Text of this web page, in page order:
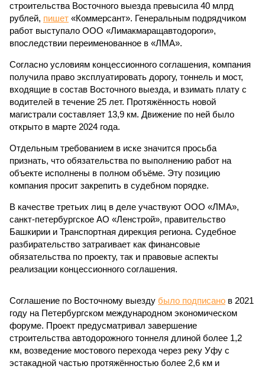
строительства Восточного выезда превысила 40 млрд
рублей, пишет «Коммерсант». Генеральным подрядчиком
работ выступало ООО «Лимакмаращавтодороги»,
впоследствии переименованное в «ЛМА».
Согласно условиям концессионного соглашения, компания
получила право эксплуатировать дорогу, тоннель и мост,
входящие в состав Восточного выезда, и взимать плату с
водителей в течение 25 лет. Протяжённость новой
магистрали составляет 13,9 км. Движение по ней было
открыто в марте 2024 года.
Отдельным требованием в иске значится просьба
признать, что обязательства по выполнению работ на
объекте исполнены в полном объёме. Эту позицию
компания просит закрепить в судебном порядке.
В качестве третьих лиц в деле участвуют ООО «ЛМА»,
санкт-петербургское АО «Ленстрой», правительство
Башкирии и Транспортная дирекция региона. Судебное
разбирательство затрагивает как финансовые
обязательства по проекту, так и правовые аспекты
реализации концессионного соглашения.
Соглашение по Восточному выезду было подписано в 2021
году на Петербургском международном экономическом
форуме. Проект предусматривал завершение
строительства автодорожного тоннеля длиной более 1,2
км, возведение мостового перехода через реку Уфу с
эстакадной частью протяжённостью более 2,6 км и